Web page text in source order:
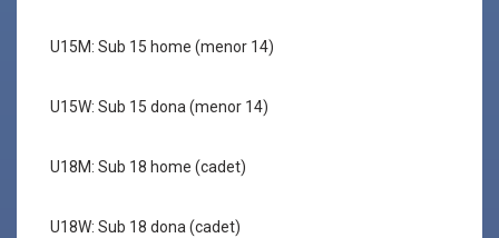
U15M: Sub 15 home (menor 14)
U15W: Sub 15 dona (menor 14)
U18M: Sub 18 home (cadet)
U18W: Sub 18 dona (cadet)